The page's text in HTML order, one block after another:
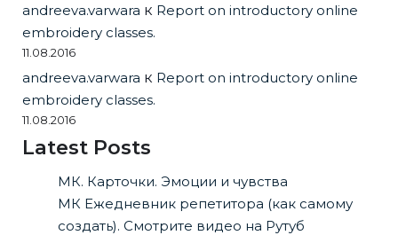
andreeva.varwara к Report on introductory online
embroidery classes.
11.08.2016
andreeva.varwara к Report on introductory online
embroidery classes.
11.08.2016
Latest Posts
МК. Карточки. Эмоции и чувства
МК Ежедневник репетитора (как самому
создать). Смотрите видео на Рутуб